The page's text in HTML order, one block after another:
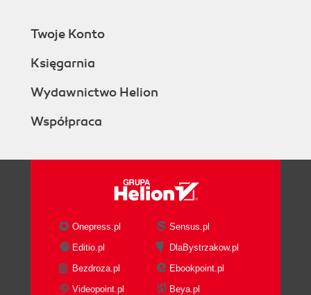
Twoje Konto
Księgarnia
Wydawnictwo Helion
Współpraca
Onepress.pl
Sensus.pl
Editio.pl
DlaBystrzakow.pl
Bezdroza.pl
Ebookpoint.pl
Videopoint.pl
Beya.pl